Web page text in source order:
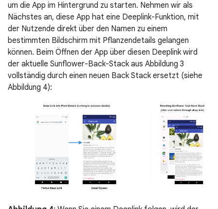
um die App im Hintergrund zu starten. Nehmen wir als
Nächstes an, diese App hat eine Deeplink-Funktion, mit
der Nutzende direkt über den Namen zu einem
bestimmten Bildschirm mit Pflanzendetails gelangen
können. Beim Öffnen der App über diesen Deeplink wird
der aktuelle Sunflower-Back-Stack aus Abbildung 3
vollständig durch einen neuen Back Stack ersetzt (siehe
Abbildung 4):